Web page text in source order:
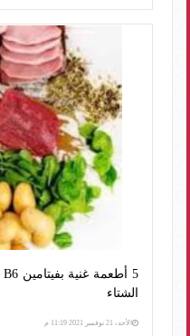
الشتاء
الأحد، 21 نوفمبر 2021 11:19 م